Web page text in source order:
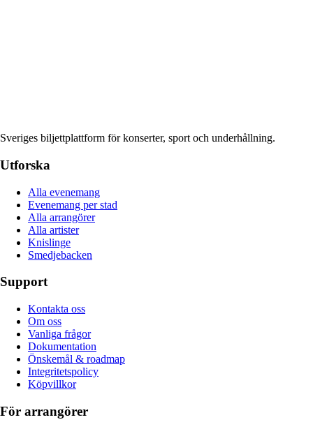
Sveriges biljettplattform för konserter, sport och underhållning.
Utforska
Alla evenemang
Evenemang per stad
Alla arrangörer
Alla artister
Knislinge
Smedjebacken
Support
Kontakta oss
Om oss
Vanliga frågor
Dokumentation
Önskemål & roadmap
Integritetspolicy
Köpvillkor
För arrangörer